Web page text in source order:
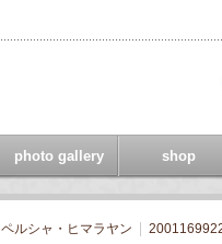
photo gallery shop
ペルシャ・ヒマラヤン